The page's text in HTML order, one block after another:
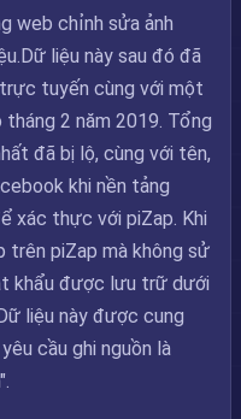
web chỉnh sửa ảnh
liệu này sau đó đã
tuyến cùng với một
2 năm 2019. Tổng
đã bị lộ, cùng với tên,
khi nền tảng
xác thực với piZap. Khi
piZap mà không sử
khẩu được lưu trữ dưới
liệu này được cung
cầu ghi nguồn là
".